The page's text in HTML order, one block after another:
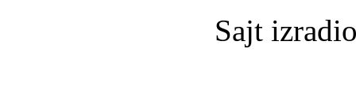
Sajt